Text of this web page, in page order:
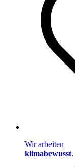
Wir arbeiten
klimabewusst.